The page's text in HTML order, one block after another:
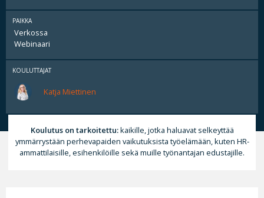
PAIKKA
Verkossa
Webinaari
KOULUTTAJAT
Katja Miettinen
Koulutus on tarkoitettu:kaikille, jotka haluavat selkeyttää
ymmärrystään perhevapaiden vaikutuksista työelämään, kuten HR-
ammattilaisille, esihenkilöille sekä muille työnantajan edustajille.